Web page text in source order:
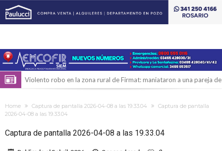
Violento robo en la zona rural de Firmat: maniataron a una pareja de
Vilela
Firmat: “Codo a codo” lanza una campaña de recolección de
golosinas para agasajar a los niños en su día
Vuelve el básquet: este viernes arranca el Clausura con agenda
Home Captura de pantalla 2026-04-08 a las 19.33.04
Captura de pantalla
2026-04-08 a las 19.33.04
Captura de pantalla 2026-04-08 a las 19.33.04